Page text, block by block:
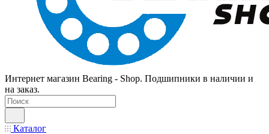
Интернет магазин Bearing - Shop. Подшипники в наличии и
на заказ.
Каталог